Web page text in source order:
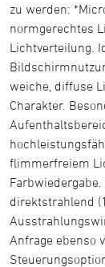
zu werden:
normgerechtes
Lichtverteilung.
weiche, diffuse
Charakter.
flimmerfreiem
direktstrahlend
Anfrage ebenso